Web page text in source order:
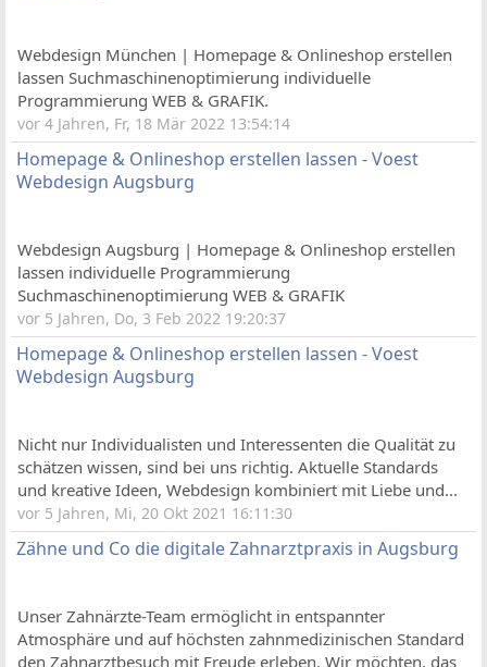
Webdesign München | Homepage & Onlineshop erstellen
lassen Suchmaschinenoptimierung individuelle
Programmierung WEB & GRAFIK.
vor 4 Jahren, Fr, 18 Mär 2022 13:54:14
Homepage & Onlineshop erstellen lassen - Voest
Webdesign Augsburg
Webdesign Augsburg | Homepage & Onlineshop erstellen
lassen individuelle Programmierung
Suchmaschinenoptimierung WEB & GRAFIK
vor 5 Jahren, Do, 3 Feb 2022 19:20:37
Homepage & Onlineshop erstellen lassen - Voest
Webdesign Augsburg
Nicht nur Individualisten und Interessenten die Qualität zu
schätzen wissen, sind bei uns richtig. Aktuelle Standards
und kreative Ideen, Webdesign kombiniert mit Liebe und...
vor 5 Jahren, Mi, 20 Okt 2021 16:11:30
Zähne und Co die digitale Zahnarztpraxis in Augsburg
Unser Zahnärzte-Team ermöglicht in entspannter
Atmosphäre und auf höchsten zahnmedizinischen Standard
den Zahnarztbesuch mit Freude erleben. Wir möchten, das